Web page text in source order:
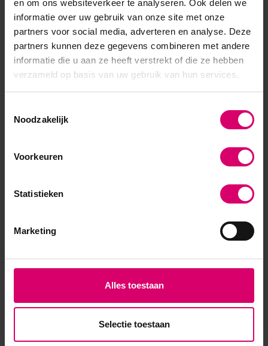
en om ons websiteverkeer te analyseren. Ook delen we
informatie over uw gebruik van onze site met onze
partners voor social media, adverteren en analyse. Deze
partners kunnen deze gegevens combineren met andere
informatie die u aan ze heeft verstrekt of die ze hebben
verzameld op basis van uw gebruik van hun services.
Noodzakelijk
Voorkeuren
Statistieken
Marketing
Alles toestaan
Selectie toestaan
SKU 535169